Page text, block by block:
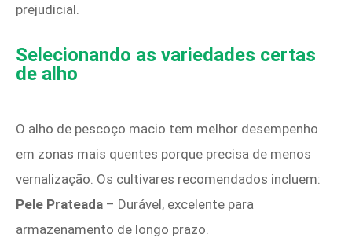
prejudicial.
Selecionando as variedades certas
de alho
O alho de pescoço macio tem melhor desempenho
em zonas mais quentes porque precisa de menos
vernalização. Os cultivares recomendados incluem:
Pele Prateada – Durável, excelente para
armazenamento de longo prazo.